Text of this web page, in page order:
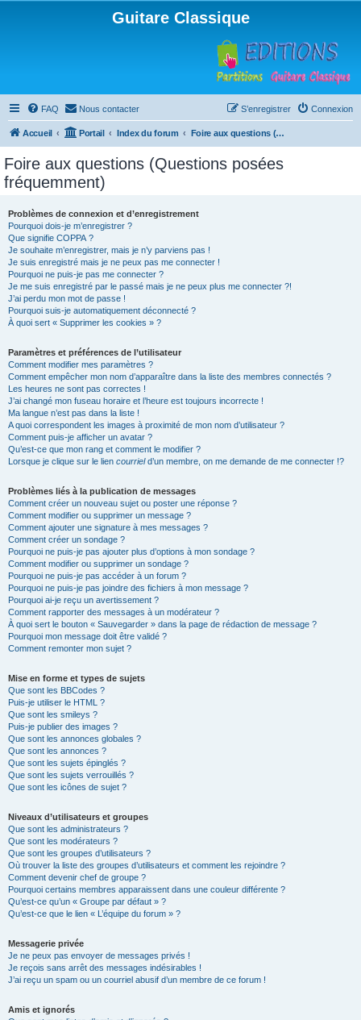
Guitare Classique
FAQ Nous contacter Connexion
S’enregistrer
Accueil Portail Index du forum Foire aux questions (Questions posées fréquemment)
Foire aux questions (Questions posées
fréquemment)
Problèmes de connexion et d’enregistrement
Pourquoi dois-je m’enregistrer ?
Que signifie COPPA ?
Je souhaite m’enregistrer, mais je n’y parviens pas !
Je suis enregistré mais je ne peux pas me connecter !
Pourquoi ne puis-je pas me connecter ?
Je me suis enregistré par le passé mais je ne peux plus me connecter ?!
J’ai perdu mon mot de passe !
Pourquoi suis-je automatiquement déconnecté ?
À quoi sert « Supprimer les cookies » ?
Paramètres et préférences de l’utilisateur
Comment modifier mes paramètres ?
Comment empêcher mon nom d’apparaître dans la liste des membres connectés ?
Les heures ne sont pas correctes !
J’ai changé mon fuseau horaire et l’heure est toujours incorrecte !
Ma langue n’est pas dans la liste !
A quoi correspondent les images à proximité de mon nom d’utilisateur ?
Comment puis-je afficher un avatar ?
Qu’est-ce que mon rang et comment le modifier ?
Lorsque je clique sur le lien courrield’un membre, on me demande de me connecter !?
Problèmes liés à la publication de messages
Comment créer un nouveau sujet ou poster une réponse ?
Comment modifier ou supprimer un message ?
Comment ajouter une signature à mes messages ?
Comment créer un sondage ?
Pourquoi ne puis-je pas ajouter plus d’options à mon sondage ?
Comment modifier ou supprimer un sondage ?
Pourquoi ne puis-je pas accéder à un forum ?
Pourquoi ne puis-je pas joindre des fichiers à mon message ?
Pourquoi ai-je reçu un avertissement ?
Comment rapporter des messages à un modérateur ?
À quoi sert le bouton « Sauvegarder » dans la page de rédaction de message ?
Pourquoi mon message doit être validé ?
Comment remonter mon sujet ?
Mise en forme et types de sujets
Que sont les BBCodes ?
Puis-je utiliser le HTML ?
Que sont les smileys ?
Puis-je publier des images ?
Que sont les annonces globales ?
Que sont les annonces ?
Que sont les sujets épinglés ?
Que sont les sujets verrouillés ?
Que sont les icônes de sujet ?
Niveaux d’utilisateurs et groupes
Que sont les administrateurs ?
Que sont les modérateurs ?
Que sont les groupes d’utilisateurs ?
Où trouver la liste des groupes d’utilisateurs et comment les rejoindre ?
Comment devenir chef de groupe ?
Pourquoi certains membres apparaissent dans une couleur différente ?
Qu’est-ce qu’un « Groupe par défaut » ?
Qu’est-ce que le lien « L’équipe du forum » ?
Messagerie privée
Je ne peux pas envoyer de messages privés !
Je reçois sans arrêt des messages indésirables !
J’ai reçu un spam ou un courriel abusif d’un membre de ce forum !
Amis et ignorés